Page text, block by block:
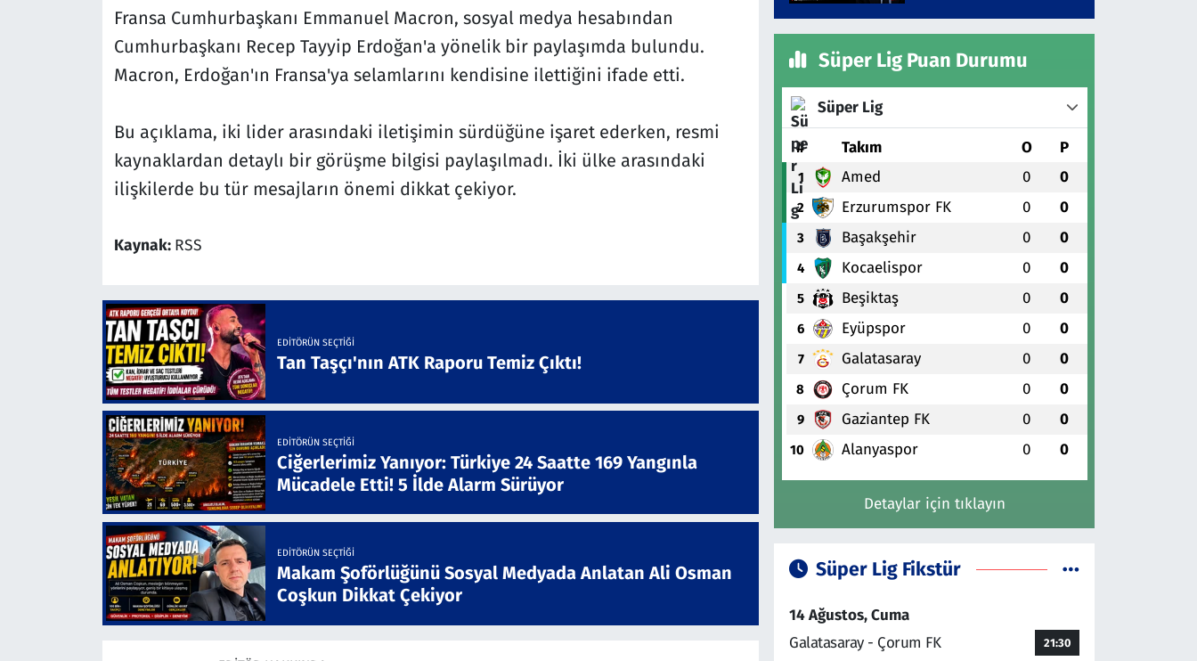
Fransa Cumhurbaşkanı Emmanuel Macron, sosyal medya hesabından
Cumhurbaşkanı Recep Tayyip Erdoğan'a yönelik bir paylaşımda bulundu.
Macron, Erdoğan'ın Fransa'ya selamlarını kendisine ilettiğini ifade etti.
Bu açıklama, iki lider arasındaki iletişimin sürdüğüne işaret ederken, resmi
kaynaklardan detaylı bir görüşme bilgisi paylaşılmadı. İki ülke arasındaki
ilişkilerde bu tür mesajların önemi dikkat çekiyor.
Kaynak: RSS
EDITÖRÜN SEÇTIĞI
Tan Taşçı'nın ATK Raporu Temiz Çıktı!
EDITÖRÜN SEÇTIĞI
Ciğerlerimiz Yanıyor: Türkiye 24 Saatte 169 Yangınla
Mücadele Etti! 5 İlde Alarm Sürüyor
EDITÖRÜN SEÇTIĞI
Makam Şoförlüğünü Sosyal Medyada Anlatan Ali Osman
Coşkun Dikkat Çekiyor
Süper Lig Puan Durumu
Süper Lig
# Takım O P
1 Amed 0 0
2 Erzurumspor FK 0 0
3 Başakşehir 0 0
4 Kocaelispor 0 0
5 Beşiktaş 0 0
6 Eyüpspor 0 0
7 Galatasaray 0 0
8 Çorum FK 0 0
9 Gaziantep FK 0 0
10 Alanyaspor 0 0
Detaylar için tıklayın
Süper Lig Fikstür
14 Ağustos, Cuma
Galatasaray - Çorum FK
21:30